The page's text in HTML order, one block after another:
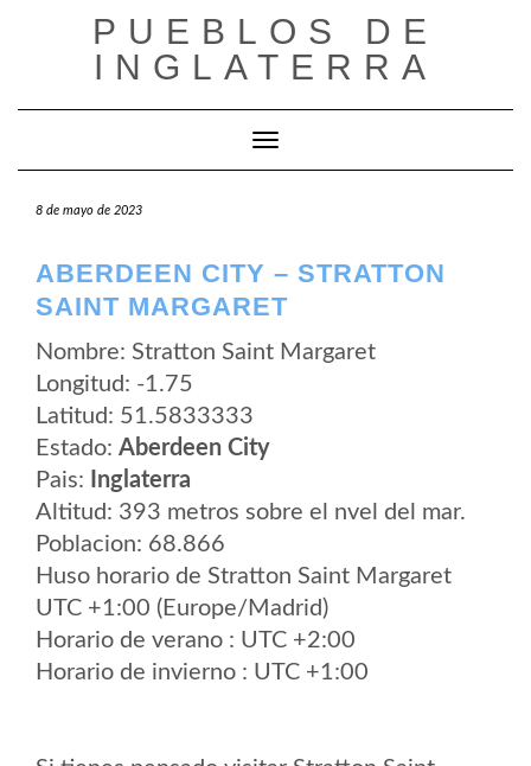
PUEBLOS DE
INGLATERRA
Cambiar modo de navegación
8 de mayo de 2023
ABERDEEN CITY – STRATTON
SAINT MARGARET
Nombre: Stratton Saint Margaret
Longitud: -1.75
Latitud: 51.5833333
Estado: Aberdeen City
Pais:
Inglaterra
Altitud: 393 metros sobre el nvel del mar.
Poblacion: 68.866
Huso horario de Stratton Saint Margaret
UTC +1:00 (Europe/Madrid)
Horario de verano : UTC +2:00
Horario de invierno : UTC +1:00